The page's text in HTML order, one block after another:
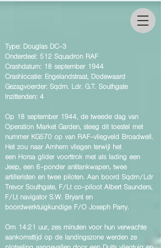
Type: Douglas DC-3
Onderdeel: 512 Squadron RAF
Crashdatum: 18 september 1944
Crashlocatie: Engelandstraat, Dodewaard
Gezagvoerder: Sqdrn. Ldr. G.T. Southgate
Inzittenden: 4
Op 18 september 1944, de tweede dag van
Operation Market Garden, steeg dit toestel met
nummer KG570 op van RAF-vliegveld Broadwell.
Het zou naar Arnhem vliegen terwijl het
een Horsa glider voorttrok met als lading een
Jeep, een 6-ponder antitankwapen, twee
artilleristen en twee piloten. Aan boord Sqdrn/Ldr
Trevor Southgate, F/Lt co-piloot Albert Saunders,
F/Lt navigator S.W. Bryant en
boordwerktuigkundige F/O Joseph Parry.
Om 14:21 uur, zes minuten voor hun verwachte
aankomsttijd op de landingszone werden ze